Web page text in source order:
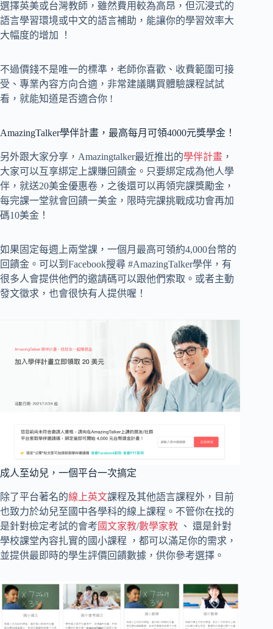
選擇英美或台灣教師，雖然費用較為高昂，但沉浸式的
語言學習環境或中文的語言補助，能讓你的學習效率大
大幅度的增加 ！
不過價錢不是唯一的標準，老師你喜歡、收費範圍可接
受、專業內容方向合適，非常建議購買體驗課程試試
看，就能知道是否適合你 !
AmazingTalker學伴計畫，最高每月可領4000元獎學金！
另外跟大家分享，Amazingtalker最近推出的學伴計畫 ，
大家可以互享綁定上課賺回饋金。只要綁定成為他人學
伴，就送20美金優惠卷，之後還可以再領完課獎勵金，
每完課一堂就會回饋一美金，限時完課挑戰成功會再加
碼10美金！
如果固定每週上兩堂課，一個月最高可領約4,000台幣的
回饋金。可以到Facebook搜尋 #AmazingTalker學伴，有
很多人會提供他們的邀請碼可以跟他們索取。或者主動
發文徵求，也會很快有人提供喔！
成人至幼兒，一個平台一次搞定
除了平台著名的線上英文課程及其他語言課程外，目前
也致力於幼兒至國中各學科的線上課程。不管你在找的
是針對檢定考試的會考 國文家教/數學家教 、 還是針對
學校課堂內容扎實的國小課程 ，都可以滿足你的需求，
並提供最即時的學生評價回饋數據，供你參考選擇。